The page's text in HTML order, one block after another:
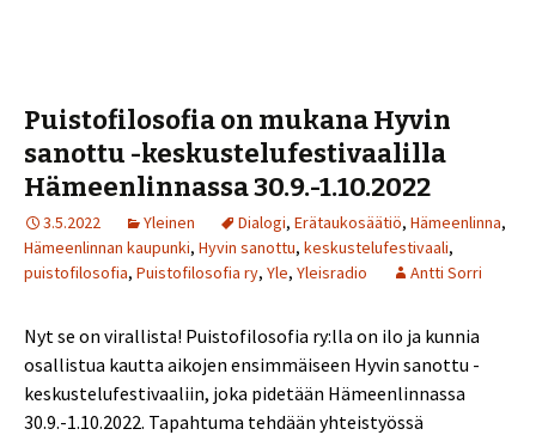
Puistofilosofia on mukana Hyvin
sanottu -keskustelufestivaalilla
Hämeenlinnassa 30.9.-1.10.2022
3.5.2022 Yleinen Dialogi, Erätaukosäätiö, Hämeenlinna,
Hämeenlinnan kaupunki, Hyvin sanottu, keskustelufestivaali,
puistofilosofia, Puistofilosofia ry, Yle, Yleisradio Antti Sorri
Nyt se on virallista! Puistofilosofia ry:lla on ilo ja kunnia
osallistua kautta aikojen ensimmäiseen Hyvin sanottu -
keskustelufestivaaliin, joka pidetään Hämeenlinnassa
30.9.-1.10.2022. Tapahtuma tehdään yhteistyössä